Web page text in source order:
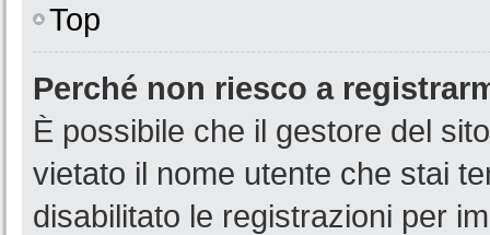
Top
Perché non riesco a
È possibile che il gestore del
vietato il nome utente che stai
disabilitato le registrazioni per